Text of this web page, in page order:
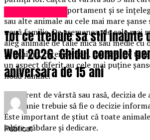
probleme de comportament și se
sau alte animale au cele mai mare șanse
nouă familie. De asemenea, de cele mai
aleg animale de talie mică sau medie
În schimb, cățeii seniori, bolnavi, de
un aspect diferit au cele mai puține
nouă familie.
Indiferent de vârstă sau rasă, decizia de
companie trebuie să fie o decizie
Este important de știut că toate
iubire, răbdare și dedicare.
Tot ce trebuie sa stii inainte
Well 2026. Ghidul complet
aniversara de 15 ani
Publicat